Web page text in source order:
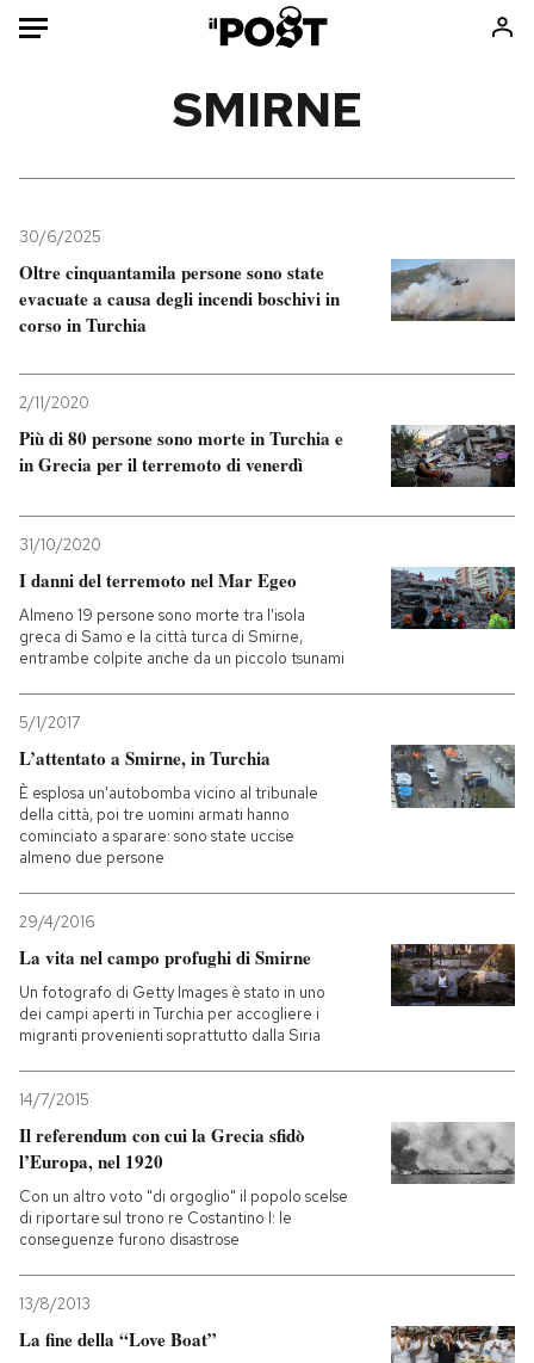
Mondo
Politica
Tecnologia
Internet
Scienza
Cultura
Economia
Sport
Consumismi
Storie/Idee
Media
Altrecose
Mondiali calcio 2026
PODCAST
NEWSLETTER
SHOP
CALENDARIO
AREA PERSONALE
Entra
SMIRNE
30/6/2025
Oltre cinquantamila persone sono state
evacuate a causa degli incendi boschivi in
corso in Turchia
2/11/2020
Più di 80 persone sono morte in Turchia e
in Grecia per il terremoto di venerdì
31/10/2020
I danni del terremoto nel Mar Egeo
Almeno 19 persone sono morte tra l'isola
greca di Samo e la città turca di Smirne,
entrambe colpite anche da un piccolo tsunami
5/1/2017
L’attentato a Smirne, in Turchia
È esplosa un'autobomba vicino al tribunale
della città, poi tre uomini armati hanno
cominciato a sparare: sono state uccise
almeno due persone
29/4/2016
La vita nel campo profughi di Smirne
Un fotografo di Getty Images è stato in uno
dei campi aperti in Turchia per accogliere i
migranti provenienti soprattutto dalla Siria
14/7/2015
Il referendum con cui la Grecia sfidò
l’Europa, nel 1920
Con un altro voto "di orgoglio" il popolo scelse
di riportare sul trono re Costantino I: le
conseguenze furono disastrose
13/8/2013
La fine della “Love Boat”